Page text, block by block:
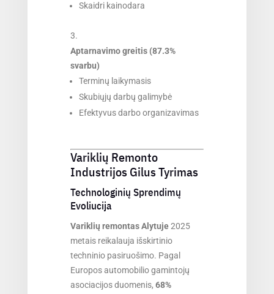
Skaidri kainodara
Aptarnavimo greitis (87.3%
svarbu)
Terminų laikymasis
Skubiųjų darbų galimybė
Efektyvus darbo organizavimas
Variklių Remonto
Industrijos Gilus Tyrimas
Technologinių Sprendimų
Evoliucija
Variklių remontas Alytuje2025
metais reikalauja išskirtinio
techninio pasiruošimo. Pagal
Europos automobilio gamintojų
asociacijos duomenis, 68%